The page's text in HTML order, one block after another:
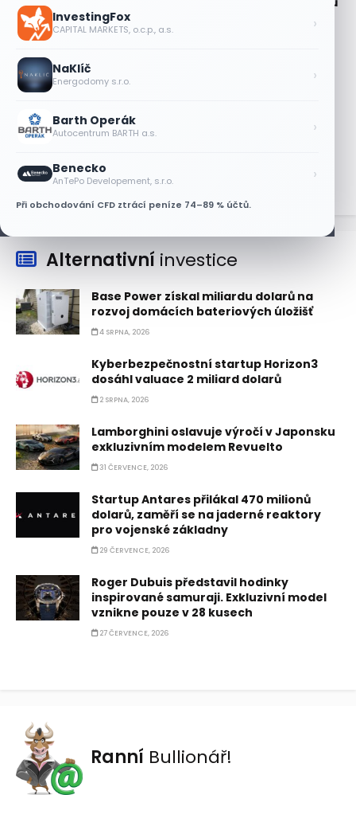
InvestingFox
CAPITAL MARKETS, o.c.p., a.s. ›
NaKlíč
Energodomy s.r.o. ›
Barth Operák
Autocentrum BARTH a.s. ›
Benecko
AnTePo Developement, s.r.o. ›
Při obchodování CFD ztrácí peníze 74–89 % účtů.
6 SRPNA, 2026
Akcie SK Hynix stoupají, investoři sázejí
na plán výplaty dividend
Alternativní investice
Base Power získal miliardu dolarů na
rozvoj domácích bateriových úložišť
4 SRPNA, 2026
Kyberbezpečnostní startup Horizon3
dosáhl valuace 2 miliard dolarů
2 SRPNA, 2026
Lamborghini oslavuje výročí v Japonsku
exkluzivním modelem Revuelto
31 ČERVENCE, 2026
Startup Antares přilákal 470 milionů
dolarů, zaměří se na jaderné reaktory
pro vojenské základny
29 ČERVENCE, 2026
Roger Dubuis představil hodinky
inspirované samuraji. Exkluzivní model
vznikne pouze v 28 kusech
27 ČERVENCE, 2026
Ranní Bullionář!